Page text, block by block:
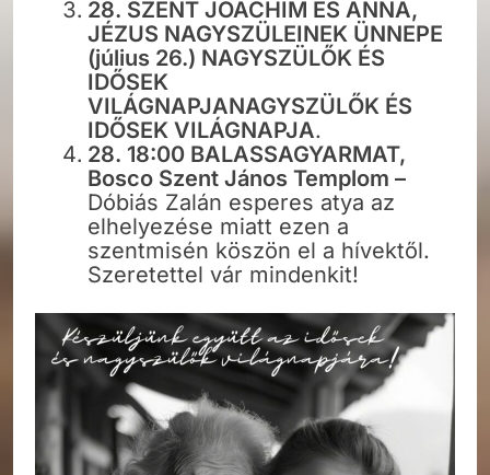
28. SZENT JOACHIM ÉS ANNA,
JÉZUS NAGYSZÜLEINEK ÜNNEPE
(július 26.) NAGYSZÜLŐK ÉS
IDŐSEK
VILÁGNAPJANAGYSZÜLŐK ÉS
IDŐSEK VILÁGNAPJA.
28. 18:00 BALASSAGYARMAT,
Bosco Szent János Templom –
Dóbiás Zalán esperes atya az
elhelyezése miatt ezen a
szentmisén köszön el a hívektől.
Szeretettel vár mindenkit!